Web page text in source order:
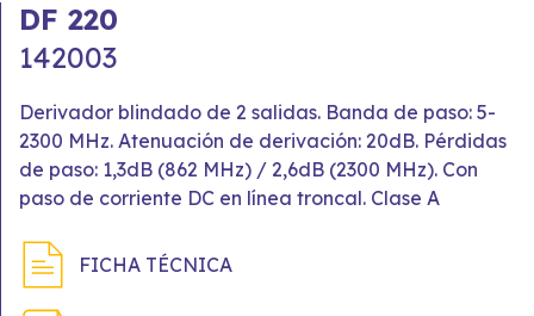
DF 220
142003
Derivador blindado de 2 salidas. Banda de paso: 5-
2300 MHz. Atenuación de derivación: 20dB. Pérdidas
de paso: 1,3dB (862 MHz) / 2,6dB (2300 MHz). Con
paso de corriente DC en línea troncal. Clase A
FICHA TÉCNICA